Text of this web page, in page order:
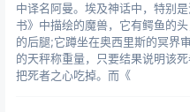
中译名阿曼。埃及神话中，特别
书》中描绘的魔兽，它有鳄鱼的
的后腿;它蹲坐在奥西里斯的冥界
的天秤称重量，只要结果说明该
把死者之心吃掉。而《